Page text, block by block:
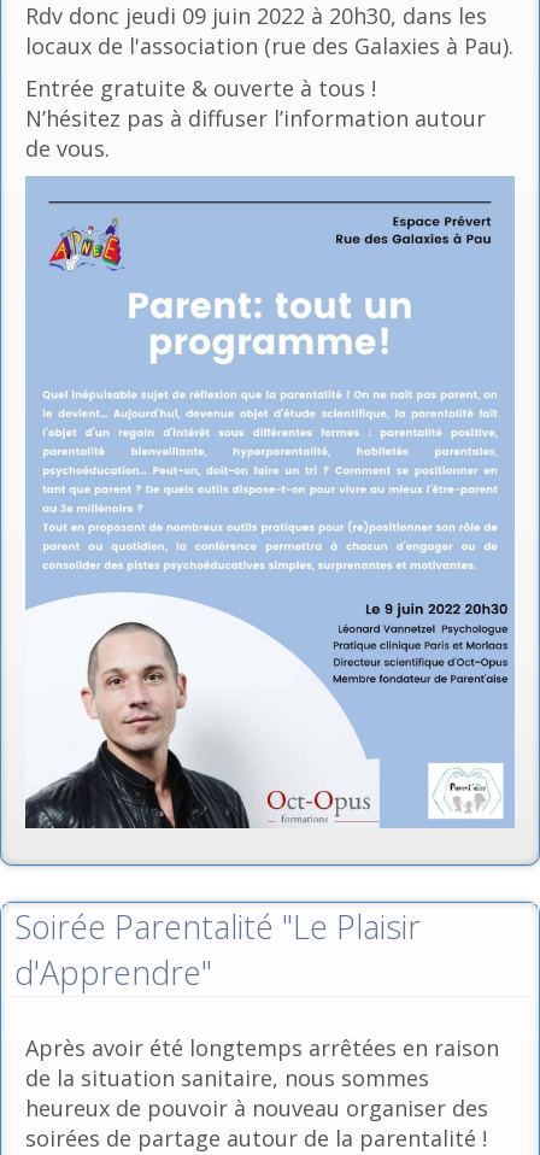
Rdv donc jeudi 09 juin 2022 à 20h30, dans les
locaux de l'association (rue des Galaxies à Pau).
Entrée gratuite & ouverte à tous !
N’hésitez pas à diffuser l’information autour
de vous.
Soirée Parentalité "Le Plaisir
d'Apprendre"
Après avoir été longtemps arrêtées en raison
de la situation sanitaire, nous sommes
heureux de pouvoir à nouveau organiser des
soirées de partage autour de la parentalité !